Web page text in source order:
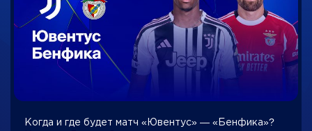
Когда и где будет матч «Ювентус» — «Бенфика»?